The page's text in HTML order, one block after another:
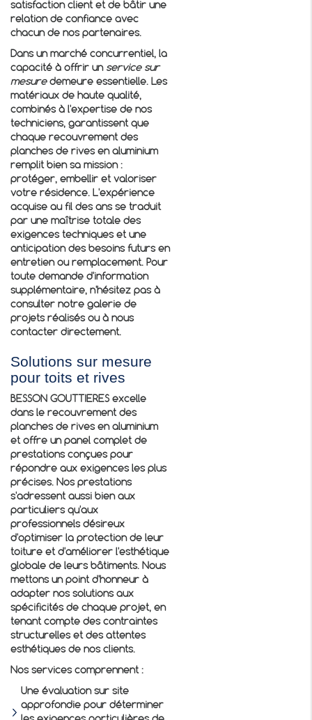
satisfaction client et de bâtir une
relation de confiance avec
chacun de nos partenaires.
Dans un marché concurrentiel, la
capacité à offrir un service sur
mesuredemeure essentielle. Les
matériaux de haute qualité,
combinés à l'expertise de nos
techniciens, garantissent que
chaque recouvrement des
planches de rives en aluminium
remplit bien sa mission :
protéger, embellir et valoriser
votre résidence. L'expérience
acquise au fil des ans se traduit
par une maîtrise totale des
exigences techniques et une
anticipation des besoins futurs en
entretien ou remplacement. Pour
toute demande d'information
supplémentaire, n'hésitez pas à
consulter notre galerie de
projets réalisés ou à nous
contacter directement.
Solutions sur mesure
pour toits et rives
BESSON GOUTTIERES excelle
dans le recouvrement des
planches de rives en aluminium
et offre un panel complet de
prestations conçues pour
répondre aux exigences les plus
précises. Nos prestations
s'adressent aussi bien aux
particuliers qu'aux
professionnels désireux
d'optimiser la protection de leur
toiture et d'améliorer l'esthétique
globale de leurs bâtiments. Nous
mettons un point d'honneur à
adapter nos solutions aux
spécificités de chaque projet, en
tenant compte des contraintes
structurelles et des attentes
esthétiques de nos clients.
Nos services comprennent :
Une évaluation sur site
approfondie pour déterminer